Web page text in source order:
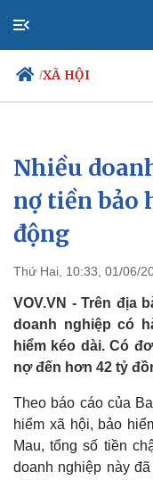
/XÃ HỘI
Chính trị
Đảng
Tổ chức nhân sự
Quốc hội
Nhận diện sự thật
Nhiều
nợ tiền bảo
động
Thứ Hai, 10:33, 01/06/
VOV.VN - Trên địa
doanh nghiệp có
hiểm kéo dài. Có
nợ đến hơn 42 tỷ
Theo báo cáo của
hiểm xã hội, bảo
Mau, tổng số tiền
doanh nghiệp này